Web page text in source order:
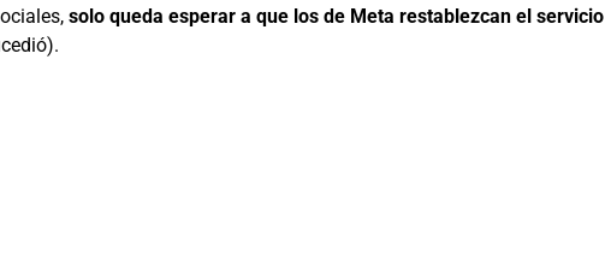
solo queda esperar a que los de Meta restablezcan el servicio